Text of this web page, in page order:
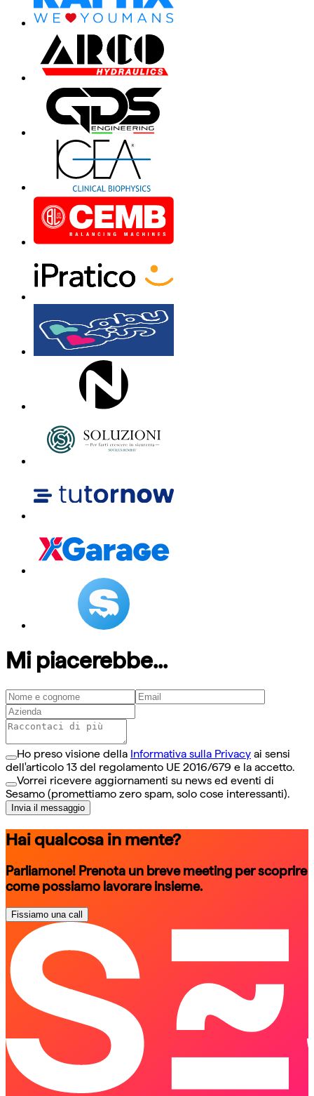
Mi piacerebbe...
Ho preso visione della Informativa sulla Privacy ai sensi
dell'articolo 13 del regolamento UE 2016/679 e la accetto.
Vorrei ricevere aggiornamenti su news ed eventi di
Sesamo (promettiamo zero spam, solo cose interessanti).
Invia il messaggio
Hai qualcosa in mente?
Parliamone! Prenota un breve meeting per scoprire
come possiamo lavorare insieme.
Fissiamo una call
schedule a call
schedule a call